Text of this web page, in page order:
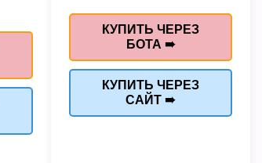
КУПИТЬ ЧЕРЕЗ
БОТА ➠
КУПИТЬ ЧЕРЕЗ
САЙТ ➠